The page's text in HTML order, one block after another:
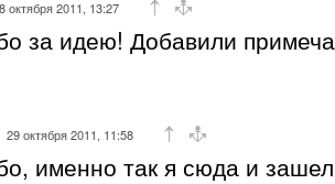
октября 2011, 13:27
за идею! Добавили
29 октября 2011, 11:58
именно так я сюда и